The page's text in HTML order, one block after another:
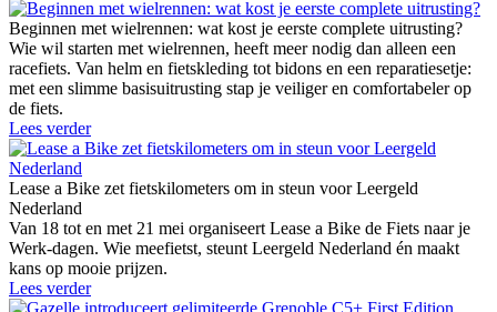
Beginnen met wielrennen: wat kost je eerste complete uitrusting?
Wie wil starten met wielrennen, heeft meer nodig dan alleen een
racefiets. Van helm en fietskleding tot bidons en een reparatiesetje:
met een slimme basisuitrusting stap je veiliger en comfortabeler op
de fiets.
Lees verder
Lease a Bike zet fietskilometers om in steun voor Leergeld
Nederland
Van 18 tot en met 21 mei organiseert Lease a Bike de Fiets naar je
Werk-dagen. Wie meefietst, steunt Leergeld Nederland én maakt
kans op mooie prijzen.
Lees verder